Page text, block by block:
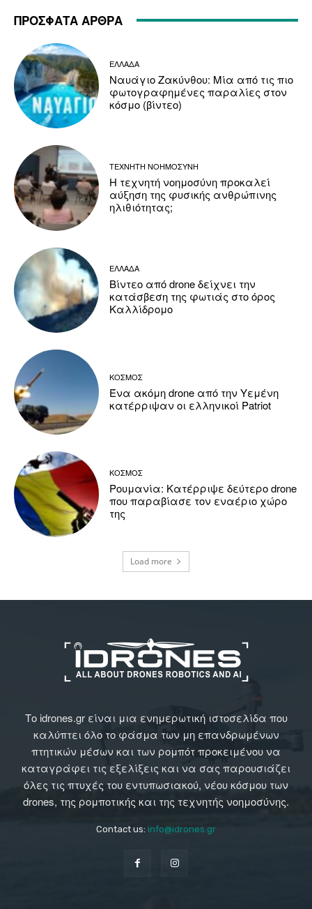
ΠΡΟΣΦΑΤΑ ΑΡΘΡΑ
ΕΛΛΑΔΑ
Ναυάγιο Ζακύνθου: Μία από τις πιο
φωτογραφημένες παραλίες στον
κόσμο (βίντεο)
ΤΕΧΝΗΤΗ ΝΟΗΜΟΣΥΝΗ
Η τεχνητή νοημοσύνη προκαλεί
αύξηση της φυσικής ανθρώπινης
ηλιθιότητας;
ΕΛΛΑΔΑ
Βίντεο από drone δείχνει την
κατάσβεση της φωτιάς στο όρος
Καλλίδρομο
ΚΟΣΜΟΣ
Ένα ακόμη drone από την Υεμένη
κατέρριψαν οι ελληνικοί Patriot
ΚΟΣΜΟΣ
Ρουμανία: Κατέρριψε δεύτερο drone
που παραβίασε τον εναέριο χώρο
της
Load more
Το idrones.gr είναι μια ενημερωτική ιστοσελίδα που
καλύπτει όλο το φάσμα των μη επανδρωμένων
πτητικών μέσων και των ρομπότ προκειμένου να
καταγράφει τις εξελίξεις και να σας παρουσιάζει
όλες τις πτυχές του εντυπωσιακού, νέου κόσμου των
drones, της ρομποτικής και της τεχνητής νοημοσύνης.
Contact us: info@idrones.gr